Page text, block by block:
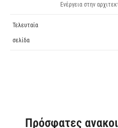
Ενέργεια στην
Τελευταία
σελίδα
Πρόσφατες